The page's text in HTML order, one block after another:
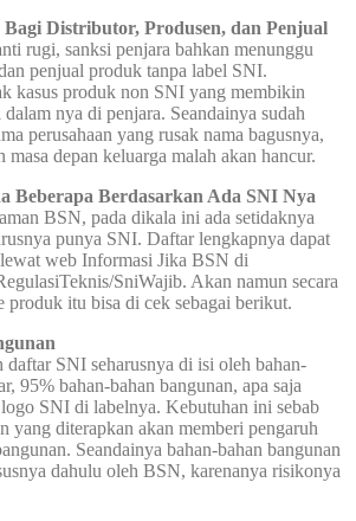
Distributor, Produsen, dan Penjual
rugi, sanksi penjara bahkan menunggu
penjual produk tanpa label SNI.
kasus produk non SNI yang membikin
nya di penjara. Seandainya sudah
perusahaan yang rusak nama bagusnya,
masa depan keluarga malah akan hancur.
Beberapa Berdasarkan Ada SNI Nya
BSN, pada dikala ini ada setidaknya
punya SNI. Daftar lengkapnya dapat
web Informasi Jika BSN di
SniWajib. Akan namun secara
produk itu bisa di cek sebagai berikut.
daftar SNI seharusnya di isi oleh bahan-
95% bahan-bahan bangunan, apa saja
SNI di labelnya. Kebutuhan ini sebab
yang diterapkan akan memberi pengaruh
Seandainya bahan-bahan bangunan
dahulu oleh BSN, karenanya risikonya